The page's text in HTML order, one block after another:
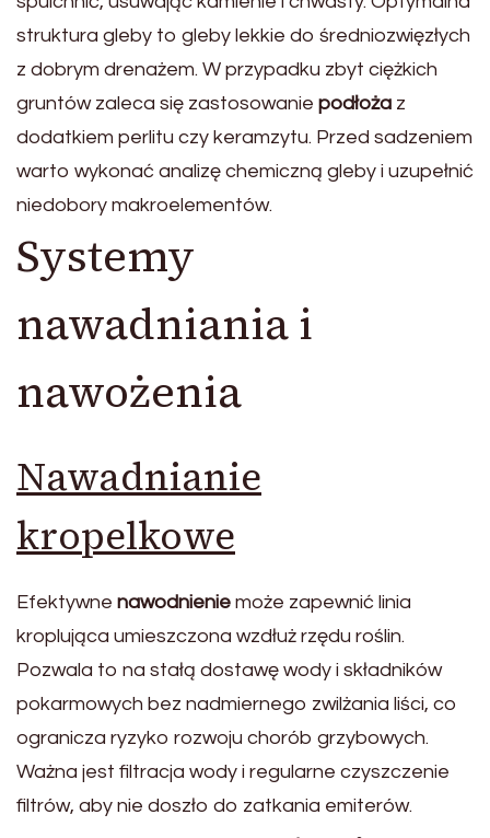
struktura gleby to gleby lekkie do średniozwięzłych
z dobrym drenażem. W przypadku zbyt ciężkich
gruntów zaleca się zastosowanie podłoża z
dodatkiem perlitu czy keramzytu. Przed sadzeniem
warto wykonać analizę chemiczną gleby i uzupełnić
niedobory makroelementów.
Systemy
nawadniania i
nawożenia
Nawadnianie
kropelkowe
Efektywne nawodnienie może zapewnić linia
kroplująca umieszczona wzdłuż rzędu roślin.
Pozwala to na stałą dostawę wody i składników
pokarmowych bez nadmiernego zwilżania liści, co
ogranicza ryzyko rozwoju chorób grzybowych.
Ważna jest filtracja wody i regularne czyszczenie
filtrów, aby nie doszło do zatkania emiterów.